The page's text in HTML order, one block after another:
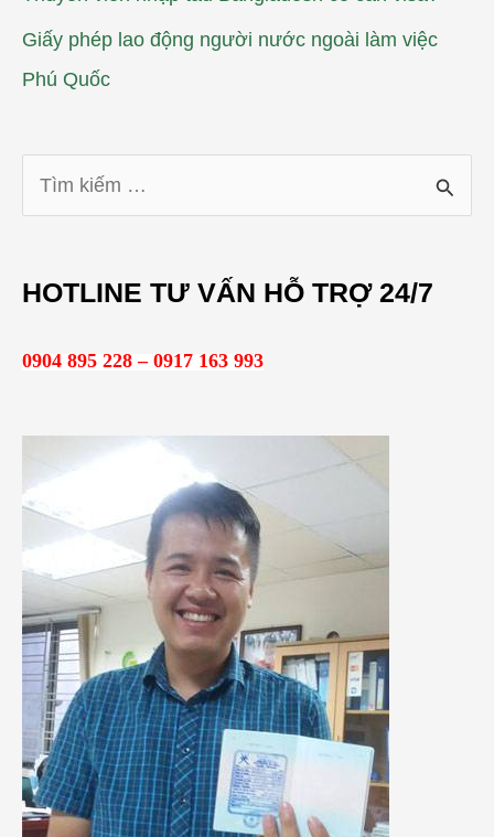
Giấy phép lao động người nước ngoài làm việc
Phú Quốc
i
m
HOTLINE TƯ VẤN HỖ TRỢ 24/7
0904 895 228 – 0917 163 993